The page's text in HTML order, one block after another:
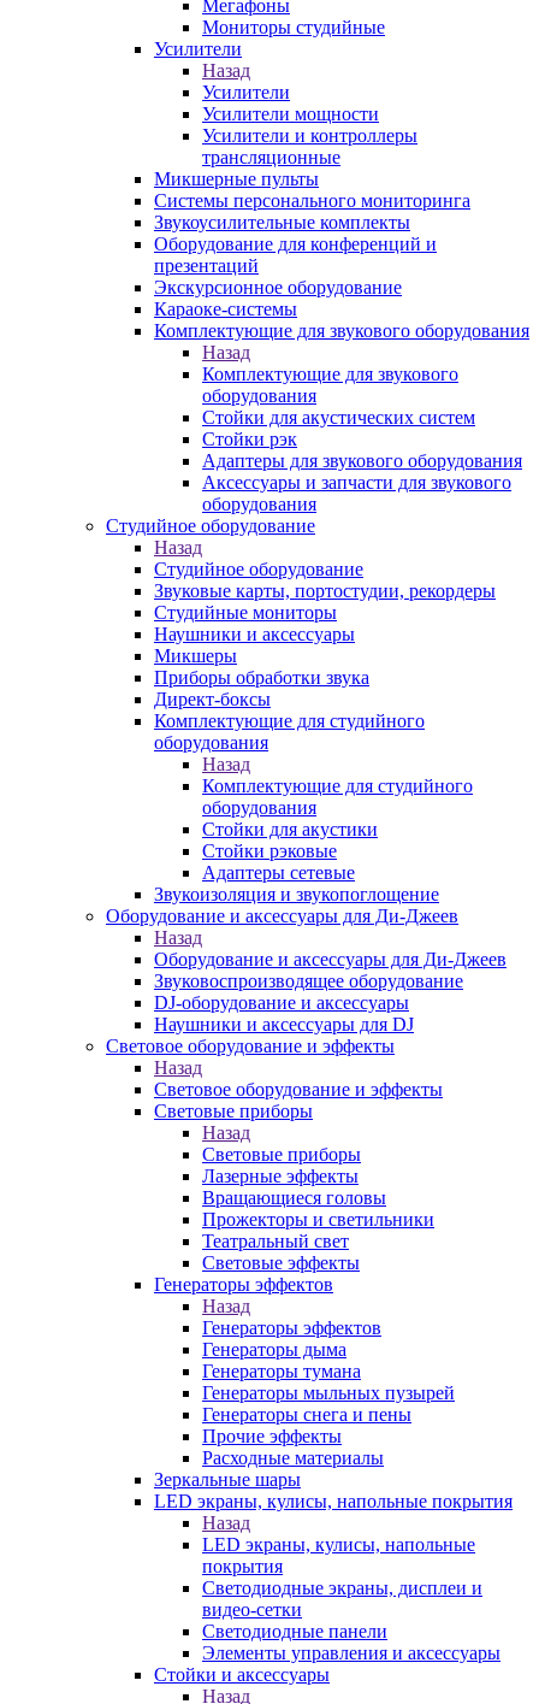
Мегафоны
Мониторы студийные
Усилители
Назад
Усилители
Усилители мощности
Усилители и контроллеры
трансляционные
Микшерные пульты
Системы персонального мониторинга
Звукоусилительные комплекты
Оборудование для конференций и
презентаций
Экскурсионное оборудование
Караоке-системы
Комплектующие для звукового оборудования
Назад
Комплектующие для звукового
оборудования
Стойки для акустических систем
Стойки рэк
Адаптеры для звукового оборудования
Аксессуары и запчасти для звукового
оборудования
Студийное оборудование
Назад
Студийное оборудование
Звуковые карты, портостудии, рекордеры
Студийные мониторы
Наушники и аксессуары
Микшеры
Приборы обработки звука
Директ-боксы
Комплектующие для студийного
оборудования
Назад
Комплектующие для студийного
оборудования
Стойки для акустики
Стойки рэковые
Адаптеры сетевые
Звукоизоляция и звукопоглощение
Оборудование и аксессуары для Ди-Джеев
Назад
Оборудование и аксессуары для Ди-Джеев
Звуковоспроизводящее оборудование
DJ-оборудование и аксессуары
Наушники и аксессуары для DJ
Световое оборудование и эффекты
Назад
Световое оборудование и эффекты
Световые приборы
Назад
Световые приборы
Лазерные эффекты
Вращающиеся головы
Прожекторы и светильники
Театральный свет
Световые эффекты
Генераторы эффектов
Назад
Генераторы эффектов
Генераторы дыма
Генераторы тумана
Генераторы мыльных пузырей
Генераторы снега и пены
Прочие эффекты
Расходные материалы
Зеркальные шары
LED экраны, кулисы, напольные покрытия
Назад
LED экраны, кулисы, напольные
покрытия
Светодиодные экраны, дисплеи и
видео-сетки
Светодиодные панели
Элементы управления и аксессуары
Стойки и аксессуары
Назад